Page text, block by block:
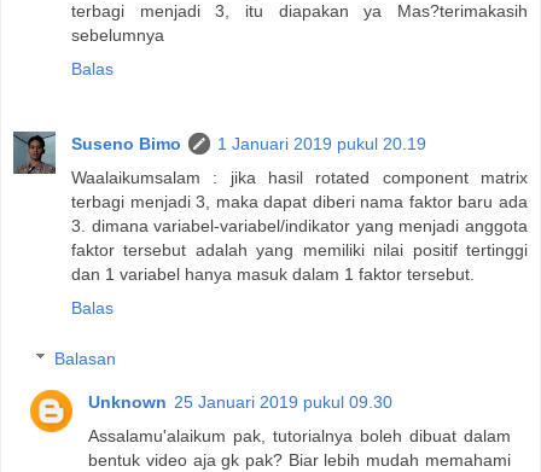
terbagi menjadi 3, itu diapakan ya Mas?terimakasih
sebelumnya
Balas
Suseno Bimo
1 Januari 2019 pukul 20.19
Waalaikumsalam : jika hasil rotated component matrix
terbagi menjadi 3, maka dapat diberi nama faktor baru ada
3. dimana variabel-variabel/indikator yang menjadi anggota
faktor tersebut adalah yang memiliki nilai positif tertinggi
dan 1 variabel hanya masuk dalam 1 faktor tersebut.
Balas
Balasan
Unknown 25 Januari 2019 pukul 09.30
Assalamu'alaikum pak, tutorialnya boleh dibuat dalam
bentuk video aja gk pak? Biar lebih mudah memahami